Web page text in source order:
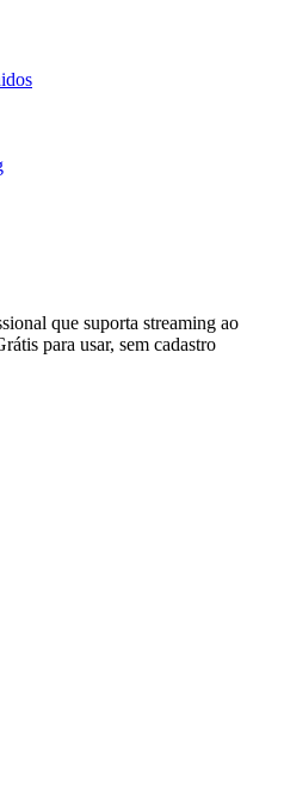
que suporta streaming ao
para usar, sem cadastro